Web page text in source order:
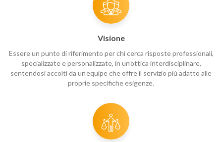
Visione
Essere un punto di riferimento per chi cerca risposte professionali,
specializzate e personalizzate, in un’ottica interdisciplinare,
sentendosi accolti da un’equipe che offre il servizio più adatto alle
proprie specifiche esigenze.